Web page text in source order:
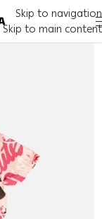
Skip to navigation
Skip to main content